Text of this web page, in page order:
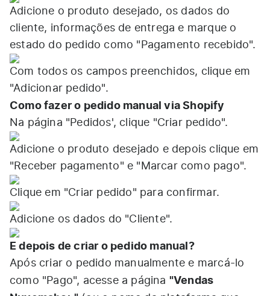
Adicione o produto desejado, os dados do
cliente, informações de entrega e marque o
estado do pedido como "Pagamento recebido".
Com todos os campos preenchidos, clique em
"Adicionar pedido".
Como fazer o pedido manual via Shopify
Na página "Pedidos', clique "Criar pedido".
Adicione o produto desejado e depois clique em
"Receber pagamento" e "Marcar como pago".
Clique em "Criar pedido" para confirmar.
Adicione os dados do "Cliente".
E depois de criar o pedido manual?
Após criar o pedido manualmente e marcá-lo
como "Pago", acesse a página "Vendas